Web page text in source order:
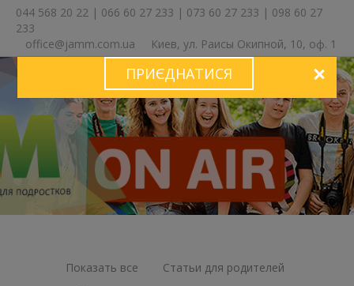
044 568 20 22 | 066 60 27 233 | 073 60 27 233 | 098 60 27
233
office@jamm.com.ua
Киев, ул. Раисы Окипной, 10, оф. 1
Показать все
Статьи для родителей
ПРИЄДНАТИСЯ